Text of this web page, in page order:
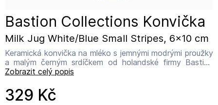
Bastion Collections Konvička
Milk Jug White/Blue Small Stripes, 6x10 cm
Keramická konvička na mléko s jemnými modrými proužky
a malým černým srdíčkem od holandské firmy Bastion
Collections. Rozměr: 6 x 10 cm Materiál: keramika
sbírku o tuto kermaickou konvičku a kombinujte s miskou
nebo hrnečkem se stejným vzorem. Název výrobce:
Zobrazit celý popis
329 Kč